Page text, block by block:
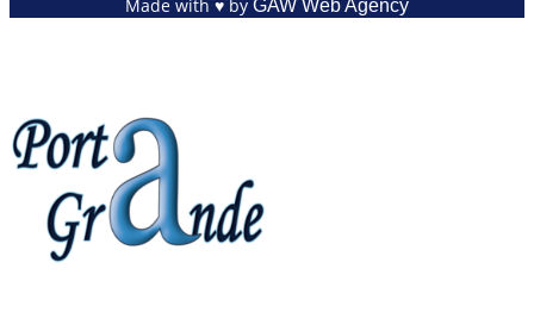
Made with ♥ by GAW Web Agency